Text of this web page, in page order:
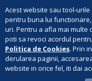
Acest website sau tool-
pentru buna lui
uri. Pentru a afla mai multe
poti sa revoci acordul
Politica de Cookies. Prin
derularea paginii,
website in orice fel, iti dai